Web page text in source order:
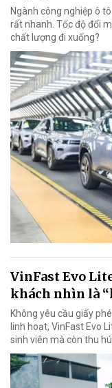
Ngành công nghiệp ô
rất nhanh. Tốc độ đổi
chất lượng đi xuống?
VinFast Evo
khách nhìn là
Không yêu cầu giấy
linh hoạt, VinFast Evo
sinh viên mà còn thu